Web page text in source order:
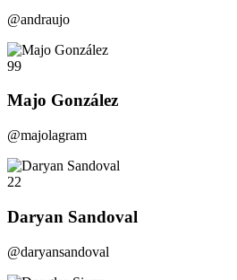
@andraujo
99
Majo González
@majolagram
22
Daryan Sandoval
@daryansandoval